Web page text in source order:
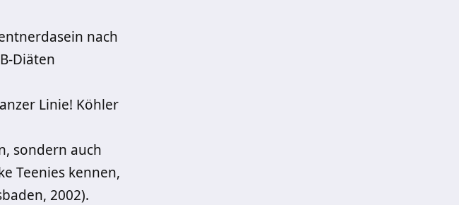
nach
Diäten
Linie! Köhler
sondern auch
Teenies kennen,
2002).